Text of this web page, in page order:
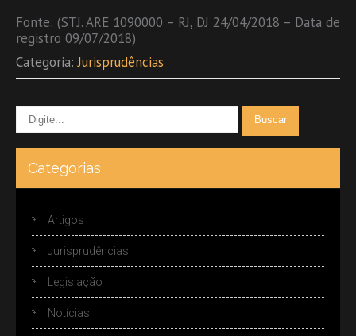
Fonte: (STJ. ARE 1090000 – RJ, DJ 24/04/2018 – Data de
registro 09/07/2018)
Categoria:Jurisprudências
Categorias
Artigos
Jurisprudências
Legislação
Notícias